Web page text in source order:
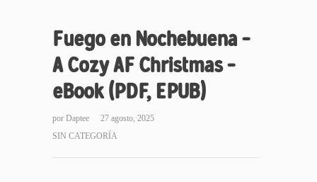
Fuego en Nochebuena –
A Cozy AF Christmas –
eBook (PDF, EPUB)
por Daptee
27 agosto, 2025
SIN CATEGORÍA